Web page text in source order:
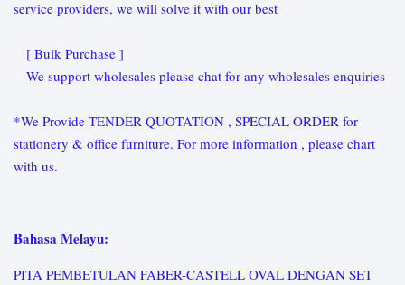
service providers, we will solve it with our best
[ Bulk Purchase ]
We support wholesales please chat for any wholesales enquiries
*We Provide TENDER QUOTATION , SPECIAL ORDER for
stationery & office furniture. For more information , please chart
with us.
Bahasa Melayu:
PITA PEMBETULAN FABER-CASTELL OVAL DENGAN SET